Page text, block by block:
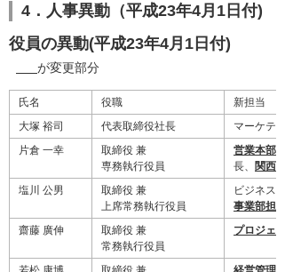
4．人事異動（平成23年4月1日付)
役員の異動(平成23年4月1日付)
が変更部分
氏名 役職
新担当
大塚 裕司
代表取締役社長
マーケテ
片倉 一幸
取締役 兼
専務執行役員
営業本部長
長、 関西
塩川 公男
取締役 兼
上席常務執行役員
ビジネス
事業部担当
齋藤 廣伸
取締役 兼
常務執行役員
プロジェ